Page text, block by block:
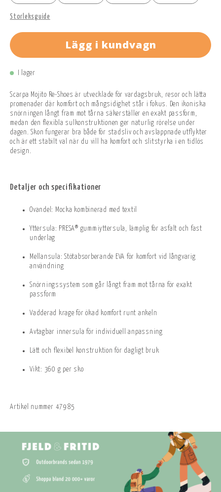
Storleksguide
Lägg i kundvagn
I lager
Scarpa Mojito Re-Shoes är utvecklade för vardagsbruk, resor och lätta
promenader där komfort och mångsidighet står i fokus. Den ikoniska
snörningen långt fram mot tårna säkerställer en exakt passform,
medan den flexibla sulkonstruktionen ger naturlig rörelse under
dagen. Skon fungerar bra både för stadsliv och avslappnade utflykter
och är ett stabilt val när du vill ha komfort och slitstyrka i en tidlös
design.
Detaljer och specifikationer
Ovandel: Mocka kombinerad med textil
Yttersula: PRESA® gummiyttersula, lämplig för asfalt och fast
underlag
Mellansula: Stötabsorberande EVA för komfort vid långvarig
användning
Snörningssystem som går långt fram mot tårna för exakt
passform
Vadderad krage för ökad komfort runt ankeln
Avtagbar innersula för individuell anpassning
Lätt och flexibel konstruktion för dagligt bruk
Vikt: 360 g per sko
Artikel nummer 47985